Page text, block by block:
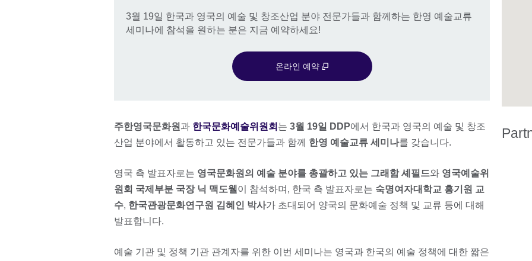
3월 19일 한국과 영국의 예술 및 창조산업 분야 전문가들과 함께하는 한영 예술교류
세미나에 참석을 원하는 분은 지금 예약하세요!
온라인 예약
주한영국문화원 과 한국문화예술위원회 는 3월 19일 DDP에서 한국과 영국의 예술 및 창조
산업 분야에서 활동하고 있는 전문가들과 함께 한영 예술교류 세미나를 갖습니다.
영국 측 발표자로는 영국문화원의 예술 분야를 총괄하고 있는 그래함 셰필드와 영국예술위
원회 국제부분 국장 닉 맥도웰 이 참석하며, 한국 측 발표자로는 숙명여자대학교 홍기원 교
수, 한국관광문화연구원 김혜인 박사가 초대되어 양국의 문화예술 정책 및 교류 등에 대해
발표합니다.
예술 기관 및 정책 기관 관계자를 위한 이번 세미나는 영국과 한국의 예술 정책에 대한 짧은